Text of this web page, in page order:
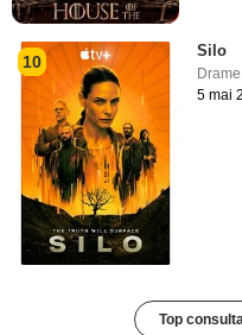
10
Silo
Drame
5 mai
Top